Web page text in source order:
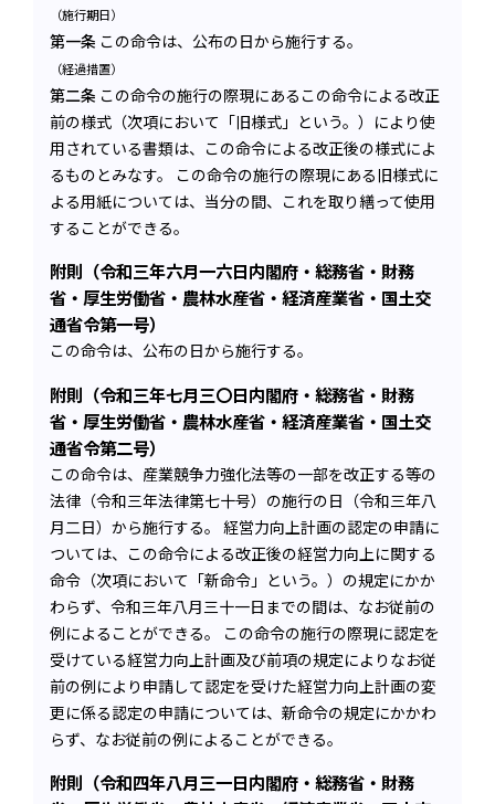
（施行期日）
第一条 この命令は、公布の日から施行する。
（経過措置）
第二条 この命令の施行の際現にあるこの命令による改正
前の様式（次項において「旧様式」という。）により使
用されている書類は、この命令による改正後の様式によ
るものとみなす。 この命令の施行の際現にある旧様式に
よる用紙については、当分の間、これを取り繕って使用
することができる。
附則（令和三年六月一六日内閣府・総務省・財務
省・厚生労働省・農林水産省・経済産業省・国土交
通省令第一号）
この命令は、公布の日から施行する。
附則（令和三年七月三〇日内閣府・総務省・財務
省・厚生労働省・農林水産省・経済産業省・国土交
通省令第二号）
この命令は、産業競争力強化法等の一部を改正する等の
法律（令和三年法律第七十号）の施行の日（令和三年八
月二日）から施行する。 経営力向上計画の認定の申請に
ついては、この命令による改正後の経営力向上に関する
命令（次項において「新命令」という。）の規定にかか
わらず、令和三年八月三十一日までの間は、なお従前の
例によることができる。 この命令の施行の際現に認定を
受けている経営力向上計画及び前項の規定によりなお従
前の例により申請して認定を受けた経営力向上計画の変
更に係る認定の申請については、新命令の規定にかかわ
らず、なお従前の例によることができる。
附則（令和四年八月三一日内閣府・総務省・財務